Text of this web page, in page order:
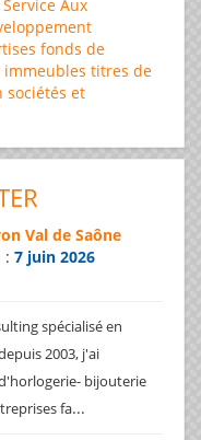
Service Aux
fonds de
immeubles titres de
sociétés et
Val de Saône
: 7 juin 2026
spécialisé en
2003, j'ai
bijouterie
fa...